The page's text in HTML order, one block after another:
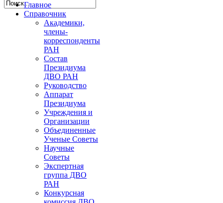
Главное
Справочник
Академики,
члены-
корреспонденты
РАН
Состав
Президиума
ДВО РАН
Руководство
Аппарат
Президиума
Учреждения и
Организации
Объединенные
Ученые Советы
Научные
Советы
Экспертная
группа ДВО
РАН
Конкурсная